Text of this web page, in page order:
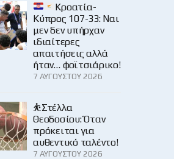
Κροατία-
Κύπρος 107-33: Ναι
μεν δεν υπήρχαν
ιδιαίτερες
απαιτήσεις αλλά
ήταν… φοϊτσιάρικο!
7 ΑΥΓΟΎΣΤΟΥ 2026
⛹️Στέλλα
Θεοδοσίου: Όταν
πρόκειται για
αυθεντικό ταλέντο!
7 ΑΥΓΟΎΣΤΟΥ 2026